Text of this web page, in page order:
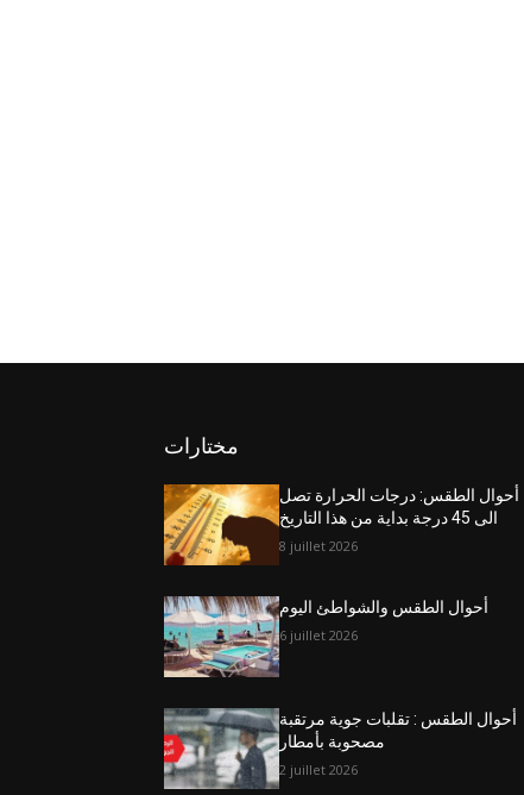
مختارات
أحوال الطقس: درجات الحرارة تصل
الى 45 درجة بداية من هذا التاريخ
8 juillet 2026
أحوال الطقس والشواطئ اليوم
6 juillet 2026
أحوال الطقس : تقلبات جوية مرتقبة
مصحوبة بأمطار
2 juillet 2026